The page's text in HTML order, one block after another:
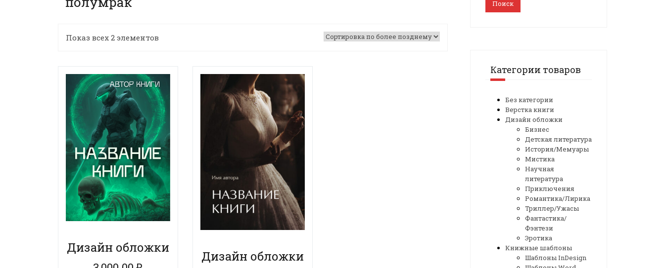
Показ всех 2 элементов
Дизайн обложки
Дизайн обложки
Поиск
Категории товаров
Без категории
Верстка книги
Дизайн обложки
Бизнес
Детская литература
История/Мемуары
Мистика
Научная
литература
Приключения
Романтика/Лирика
Триллер/Ужасы
Фантастика/
Фэнтези
Эротика
Книжные шаблоны
Шаблоны InDesign